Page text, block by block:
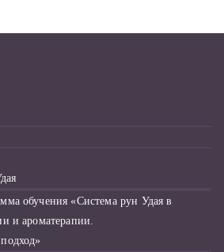
обучения «Система рун Удая в
и ароматерапии.